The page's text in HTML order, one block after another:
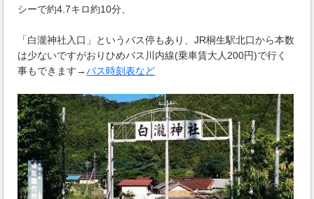
シーで約4.7キロ約10分、
「白瀧神社入口」というバス停もあり、JR桐生駅北口から本数
は少ないですがおりひめバス川内線(乗車賃大人200円)で行く
事もできます→バス時刻表など